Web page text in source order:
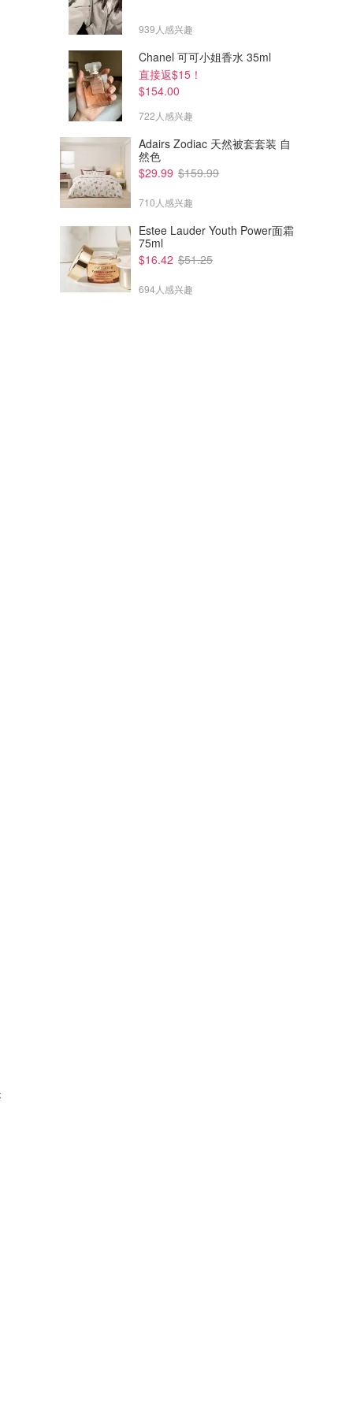
939人感兴趣
Chanel 可可小姐香水 35ml
直接返$15！
$154.00
722人感兴趣
Adairs Zodiac 天然被套套装 自
然色
$29.99 $159.99
710人感兴趣
Estee Lauder Youth Power面霜
75ml
$16.42 $51.25
694人感兴趣